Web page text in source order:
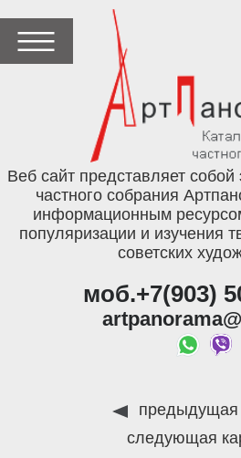
Веб сайт представляет собой
частного собрания
информационным
популяризации и изучения
советских
моб.+7(903)
предыдущая
следующая